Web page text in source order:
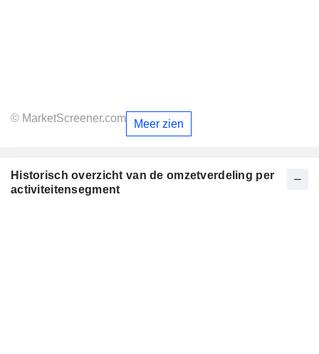
© MarketScreener.com Meer zien
Historisch overzicht van de omzetverdeling per
activiteitensegment